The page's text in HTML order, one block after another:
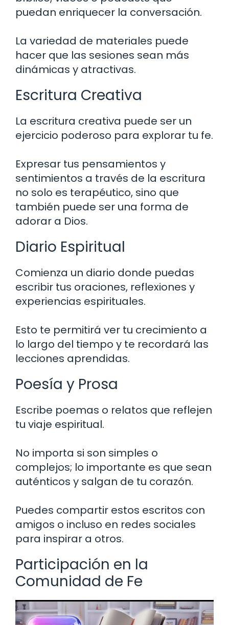
puedan enriquecer la conversación.
La variedad de materiales puede
hacer que las sesiones sean más
dinámicas y atractivas.
Escritura Creativa
La escritura creativa puede ser un
ejercicio poderoso para explorar tu fe.
Expresar tus pensamientos y
sentimientos a través de la escritura
no solo es terapéutico, sino que
también puede ser una forma de
adorar a Dios.
Diario Espiritual
Comienza un diario donde puedas
escribir tus oraciones, reflexiones y
experiencias espirituales.
Esto te permitirá ver tu crecimiento a
lo largo del tiempo y te recordará las
lecciones aprendidas.
Poesía y Prosa
Escribe poemas o relatos que reflejen
tu viaje espiritual.
No importa si son simples o
complejos; lo importante es que sean
auténticos y salgan de tu corazón.
Puedes compartir estos escritos con
amigos o incluso en redes sociales
para inspirar a otros.
Participación en la
Comunidad de Fe